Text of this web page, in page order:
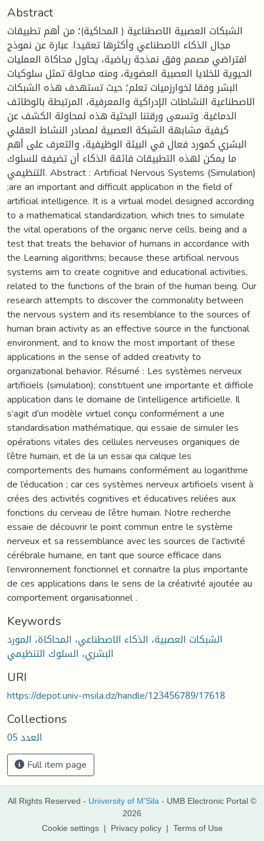
Abstract
الشبكات العصبية الاصطناعية ( المحاكية)؛ من أهم تطبيقات
مجال الذكاء الاصطناعي وأكثرها تعقيدا. عبارة عن نموذج
افتراضي مصمم وفق نمذجة رياضية، يحاول محاكاة العمليات
الحيوية للخلايا العصبية العضوية، ومنه محاولة تمثل سلوكيات
البشر وفقا لخوارزميات تعلم؛ حيث تستهدف هذه الشبكات
الاصطناعية النشاطات الإدراكية والمعرفية، المرتبطة بالوظائف
الدماغية. وتسعى ورقتنا البحثية هذه لمحاولة الكشف عن
كيفية مشابهة الشبكة العصبية لمصادر النشاط العقلي
البشري كمورد فعال في البيئة الوظيفية، والتعرف على أهم
ما يمكن لهذه التطبيقات فائقة الذكاء أن تضيفه للسلوك
التنظيمي. Abstract : Artificial Nervous Systems (Simulation)
;are an important and difficult application in the field of
artificial intelligence. It is a virtual model designed according
to a mathematical standardization, which tries to simulate
the vital operations of the organic nerve cells, being and a
test that treats the behavior of humans in accordance with
the Learning algorithms; because these artificial nervous
systems aim to create cognitive and educational activities,
related to the functions of the brain of the human being. Our
research attempts to discover the commonality between
the nervous system and its resemblance to the sources of
human brain activity as an effective source in the functional
environment, and to know the most important of these
applications in the sense of added creativity to
organizational behavior. Résumé : Les systèmes nerveux
artificiels (simulation); constituent une importante et difficile
application dans le domaine de l’intelligence artificielle. Il
s’agit d’un modèle virtuel conçu conformément a une
standardisation mathématique, qui essaie de simuler les
opérations vitales des cellules nerveuses organiques de
l’être humain, et de la un essai qui calque les
comportements des humains conformément au logarithme
de l’éducation ; car ces systèmes nerveux artificiels visent à
crées des activités cognitives et éducatives reliées aux
fonctions du cerveau de l’être humain. Notre recherche
essaie de découvrir le point commun entre le système
nerveux et sa ressemblance avec les sources de l’activité
cérébrale humaine, en tant que source efficace dans
l’environnement fonctionnel et connaitre la plus importante
de ces applications dans le sens de la créativité ajoutée au
comportement organisationnel .
Keywords
الشبكات العصبية، الذكاء الاصطناعي، المحاكاة، المورد
البشري، السلوك التنظيمي
URI
https://depot.univ-msila.dz/handle/123456789/17618
Collections
العدد 05
Full item page
All Rights Reserved - University of M'Sila - UMB Electronic Portal ©
2026
Cookie settings | Privacy policy | Terms of Use